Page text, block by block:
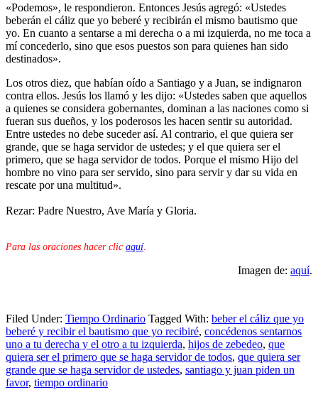
«Podemos», le respondieron. Entonces Jesús agregó: «Ustedes
beberán el cáliz que yo beberé y recibirán el mismo bautismo que
yo. En cuanto a sentarse a mi derecha o a mi izquierda, no me toca a
mí concederlo, sino que esos puestos son para quienes han sido
destinados».
Los otros diez, que habían oído a Santiago y a Juan, se indignaron
contra ellos. Jesús los llamó y les dijo: «Ustedes saben que aquellos
a quienes se considera gobernantes, dominan a las naciones como si
fueran sus dueños, y los poderosos les hacen sentir su autoridad.
Entre ustedes no debe suceder así. Al contrario, el que quiera ser
grande, que se haga servidor de ustedes; y el que quiera ser el
primero, que se haga servidor de todos. Porque el mismo Hijo del
hombre no vino para ser servido, sino para servir y dar su vida en
rescate por una multitud».
Rezar: Padre Nuestro, Ave María y Gloria.
Para las oraciones hacer clic aquí.
Imagen de: aquí.
Filed Under: Tiempo Ordinario Tagged With: beber el cáliz que yo
beberé y recibir el bautismo que yo recibiré, concédenos sentarnos
uno a tu derecha y el otro a tu izquierda, hijos de zebedeo, que
quiera ser el primero que se haga servidor de todos, que quiera ser
grande que se haga servidor de ustedes, santiago y juan piden un
favor, tiempo ordinario